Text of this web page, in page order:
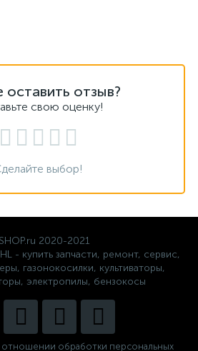
оставить отзыв?
свою оценку!
выбор!
2020-2021
- купить запчасти, ремонт, сервис,
газонокосилки, культиваторы,
электропилы, бензокосы
отношении обработки персональных